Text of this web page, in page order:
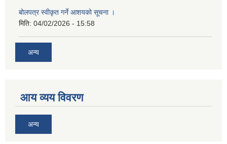
बोलपत्र स्वीकृत गर्ने आशयको सूचना ।
मिति: 04/02/2026 - 15:58
अन्य
आय व्यय विवरण
अन्य